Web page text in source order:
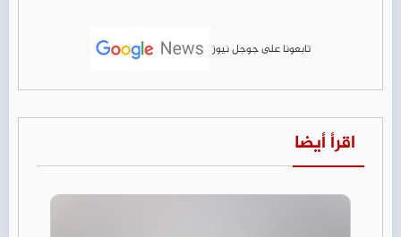
تابعونا على جوجل نيوز
اقرأ أيضا